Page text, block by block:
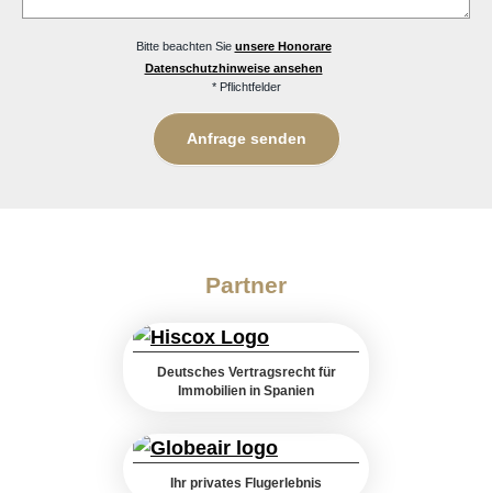
Bitte beachten Sie unsere Honorare
Datenschutzhinweise ansehen
* Pflichtfelder
Partner
Deutsches Vertragsrecht für
Immobilien in Spanien
Ihr privates Flugerlebnis